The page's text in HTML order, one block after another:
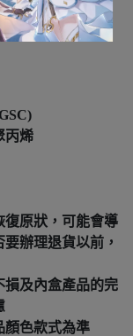
問
丙烯
原狀，可能會導
辦理退貨以前，
及內盒產品的完
色款式為準